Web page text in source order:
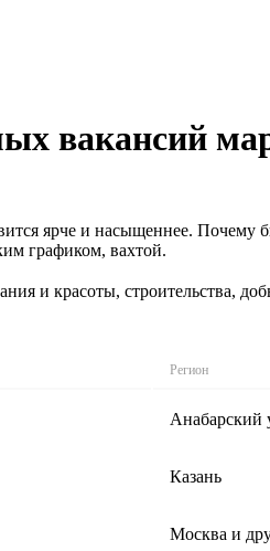
вакансий
ярче и насыщеннее.
графиком, вахтой.
и красоты, строительства,
Регион
Анабарский
Казань
Москва и